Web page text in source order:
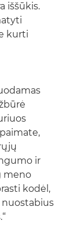
iššūkis.
kurti
ir
meno
kodėl,
nuostabius